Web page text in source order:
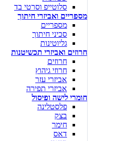
סלוטייפ וסרטי בד
מספריים ואביזרי חיתוך
מספריים
סכיני חיתוך
גליוטינות
חרוזים ואביזרי תכשיטנות
חרוזים
חרוזי גיהוץ
אביזרי עזר
אביזרי תפירה
חומרי לישה ופיסול
פלסטלינה
בצק
חימר
דאס